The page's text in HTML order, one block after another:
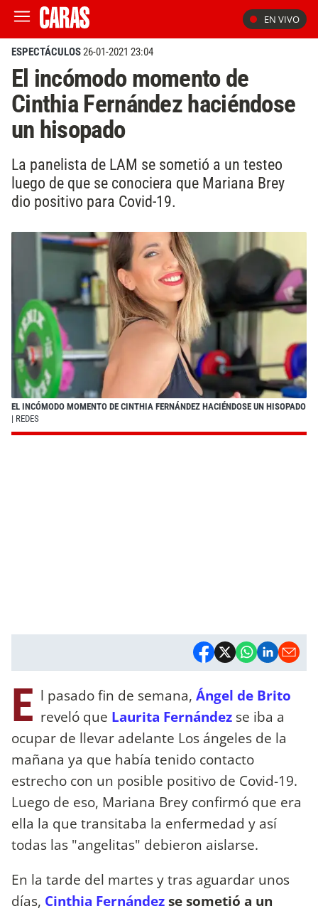
EN VIVO
ESPECTÁCULOS26-01-2021 23:04
El incómodo momento de
Cinthia Fernández haciéndose
un hisopado
La panelista de LAM se sometió a un testeo
luego de que se conociera que Mariana Brey
dio positivo para Covid-19.
EL INCÓMODO MOMENTO DE CINTHIA FERNÁNDEZ HACIÉNDOSE UN HISOPADO
| REDES
E l pasado fin de semana, Ángel de Brito
reveló que Laurita Fernández se iba a
ocupar de llevar adelante Los ángeles de la
mañana ya que había tenido contacto
estrecho con un posible positivo de Covid-19.
Luego de eso, Mariana Brey confirmó que era
ella la que transitaba la enfermedad y así
todas las "angelitas" debieron aislarse.
En la tarde del martes y tras aguardar unos
días, Cinthia Fernándezse sometió a un